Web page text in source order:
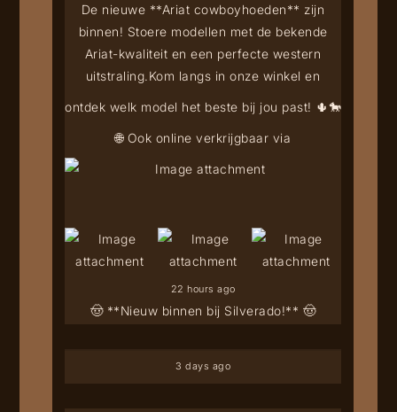
🤠 **Nieuw binnen bij Silverado!** 🤠
De nieuwe **Ariat cowboyhoeden** zijn
binnen! Stoere modellen met de bekende
Ariat-kwaliteit en een perfecte western
uitstraling. Kom langs in onze winkel en
ontdek welk model het beste bij jou past! 🌵🐎
🌐 Ook online verkrijgbaar via
22 hours ago
3 days ago